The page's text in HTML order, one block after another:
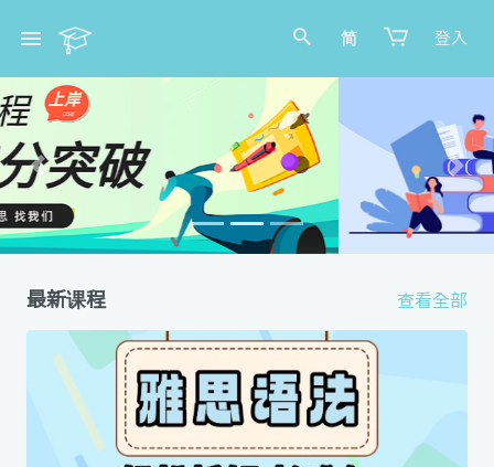
简 登入
Previous Next
最新课程 查看全部